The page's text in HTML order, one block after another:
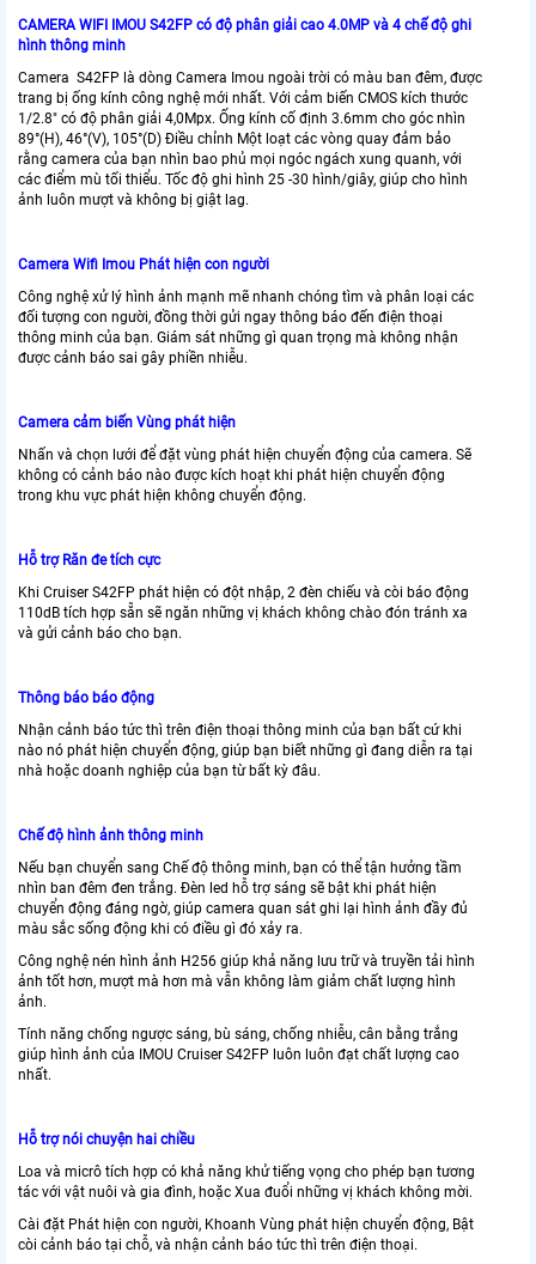
CAMERA WIFI IMOU S42FP có độ phân giải cao 4.0MP và 4 chế độ ghi
hình thông minh
Camera S42FP là dòng Camera Imou ngoài trời có màu ban đêm, được
trang bị ống kính công nghệ mới nhất. Với cảm biến CMOS kích thước
1/2.8" có độ phân giải 4,0Mpx. Ống kính cố định 3.6mm cho góc nhìn
89°(H), 46°(V), 105°(D) Điều chỉnh Một loạt các vòng quay đảm bảo
rằng camera của bạn nhìn bao phủ mọi ngóc ngách xung quanh, với
các điểm mù tối thiểu. Tốc độ ghi hình 25 -30 hình/giây, giúp cho hình
ảnh luôn mượt và không bị giật lag.
Camera Wifi Imou Phát hiện con người
Công nghệ xử lý hình ảnh mạnh mẽ nhanh chóng tìm và phân loại các
đối tượng con người, đồng thời gửi ngay thông báo đến điện thoại
thông minh của bạn. Giám sát những gì quan trọng mà không nhận
được cảnh báo sai gây phiền nhiễu.
Camera cảm biến Vùng phát hiện
Nhấn và chọn lưới để đặt vùng phát hiện chuyển động của camera. Sẽ
không có cảnh báo nào được kích hoạt khi phát hiện chuyển động
trong khu vực phát hiện không chuyển động.
Hỗ trợ Răn đe tích cực
Khi Cruiser S42FP phát hiện có đột nhập, 2 đèn chiếu và còi báo động
110dB tích hợp sẵn sẽ ngăn những vị khách không chào đón tránh xa
và gửi cảnh báo cho bạn.
Thông báo báo động
Nhận cảnh báo tức thì trên điện thoại thông minh của bạn bất cứ khi
nào nó phát hiện chuyển động, giúp bạn biết những gì đang diễn ra tại
nhà hoặc doanh nghiệp của bạn từ bất kỳ đâu.
Chế độ hình ảnh thông minh
Nếu bạn chuyển sang Chế độ thông minh, bạn có thể tận hưởng tầm
nhìn ban đêm đen trắng. Đèn led hỗ trợ sáng sẽ bật khi phát hiện
chuyển động đáng ngờ, giúp camera quan sát ghi lại hình ảnh đầy đủ
màu sắc sống động khi có điều gì đó xảy ra.
Công nghệ nén hình ảnh H256 giúp khả năng lưu trữ và truyền tải hình
ảnh tốt hơn, mượt mà hơn mà vẫn không làm giảm chất lượng hình
ảnh.
Tính năng chống ngược sáng, bù sáng, chống nhiễu, cân bằng trắng
giúp hình ảnh của IMOU Cruiser S42FP luôn luôn đạt chất lượng cao
nhất.
Hỗ trợ nói chuyện hai chiều
Loa và micrô tích hợp có khả năng khử tiếng vọng cho phép bạn tương
tác với vật nuôi và gia đình, hoặc Xua đuổi những vị khách không mời.
Cài đặt Phát hiện con người, Khoanh Vùng phát hiện chuyển động, Bật
còi cảnh báo tại chỗ, và nhận cảnh báo tức thì trên điện thoại.